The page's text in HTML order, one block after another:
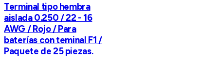
Terminal tipo hembra
aislada 0.250 / 22 - 16
AWG / Rojo / Para
baterías con teminal F1 /
Paquete de 25 piezas.